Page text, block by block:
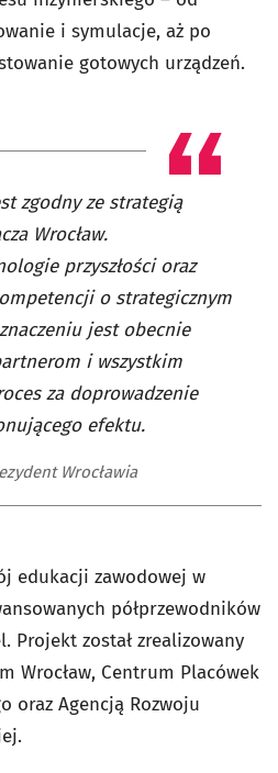
i symulacje, aż po
gotowych urządzeń.
zgodny ze strategią
Wrocław.
przyszłości oraz
o strategicznym
jest obecnie
i wszystkim
za doprowadzenie
efektu.
Wrocławia
edukacji zawodowej w
półprzewodników
Projekt został zrealizowany
Wrocław, Centrum Placówek
oraz Agencją Rozwoju